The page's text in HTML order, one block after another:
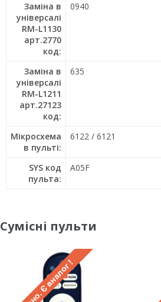
Заміна в
універсалі
RM-L1130
арт.2770
код:
0940
Заміна в
універсалі
RM-L1211
арт.27123
код:
635
Мікросхема
в пульті:
6122 / 6121
SYS код
пульта:
A05F
Сумісні пульти